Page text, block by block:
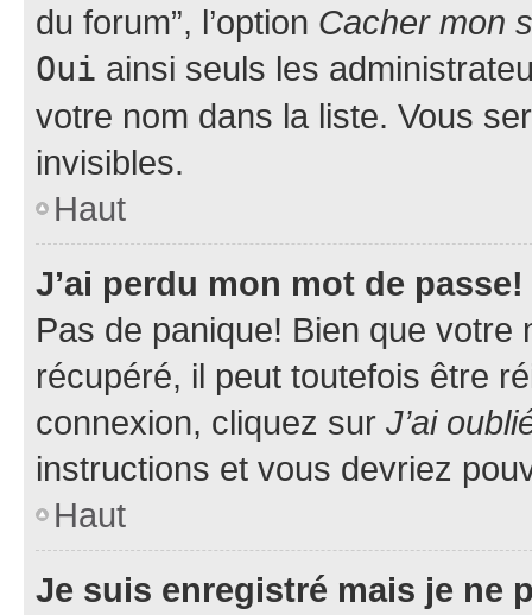
du forum”, l’option Cacher mon
Oui ainsi seuls les
votre nom dans la liste. Vous
invisibles.
Haut
J’ai perdu mon mot de passe!
Pas de panique! Bien que
récupéré, il peut toutefois être
connexion, cliquez sur J’ai
instructions et vous devriez
Haut
Je suis enregistré mais je ne